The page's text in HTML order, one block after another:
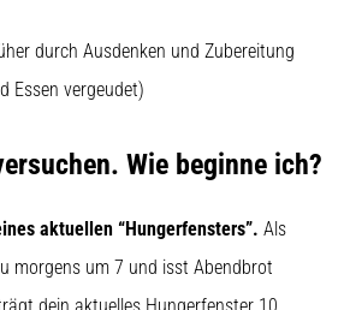
durch Ausdenken und Zubereitung
Essen vergeudet)
Wie beginne ich?
aktuellen “Hungerfensters”. Als
morgens um 7 und isst Abendbrot